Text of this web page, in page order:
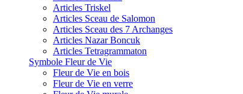
Articles Triskel
Articles Sceau de Salomon
Articles Sceau des 7 Archanges
Articles Nazar Boncuk
Articles Tetragrammaton
Symbole Fleur de Vie
Fleur de Vie en bois
Fleur de Vie en verre